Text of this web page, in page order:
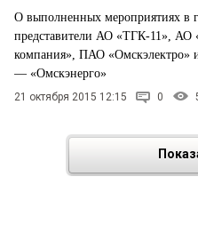
О выполненных мероприятиях в
представители АО «ТГК-11»,
компания», ПАО
— «Омскэнерго»
21 октября 2015 12:15 0